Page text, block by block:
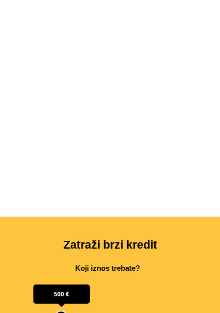
Zatraži brzi kredit
Koji iznos trebate?
500 €